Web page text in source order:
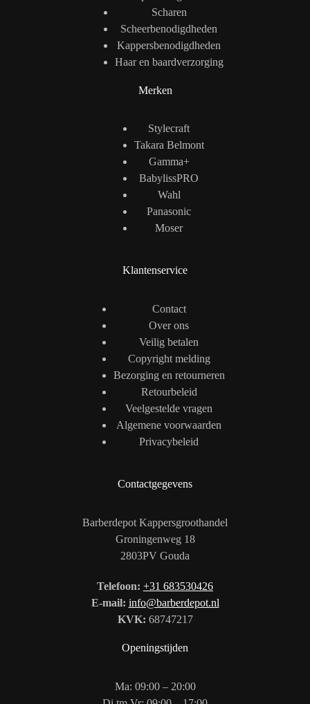
Scharen
Scheerbenodigdheden
Kappersbenodigdheden
Haar en baardverzorging
Merken
Stylecraft
Takara Belmont
Gamma+
BabylissPRO
Wahl
Panasonic
Moser
Klantenservice
Contact
Over ons
Veilig betalen
Copyright melding
Bezorging en retourneren
Retourbeleid
Veelgestelde vragen
Algemene voorwaarden
Privacybeleid
Contactgegevens
Barberdepot Kappersgroothandel
Groningenweg 18
2803PV Gouda
Telefoon: +31 683530426
E-mail: info@barberdepot.nl
KVK: 68747217
Openingstijden
Ma: 09:00 – 20:00